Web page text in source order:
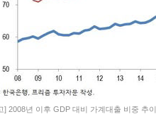
] 2008년 이후 GDP 대비 가계대출 비중 추